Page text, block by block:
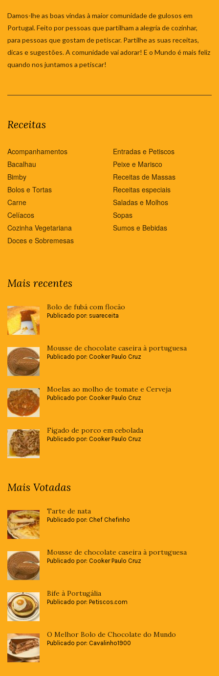
Damos-lhe as boas vindas à maior comunidade de gulosos em
Portugal. Feito por pessoas que partilham a alegria de cozinhar,
para pessoas que gostam de petiscar. Partilhe as suas receitas,
dicas e sugestões. A comunidade vai adorar! E o Mundo é mais feliz
quando nos juntamos a petiscar!
Receitas
Acompanhamentos
Bacalhau
Bimby
Bolos e Tortas
Carne
Celíacos
Cozinha Vegetariana
Doces e Sobremesas
Entradas e Petiscos
Peixe e Marisco
Receitas de Massas
Receitas especiais
Saladas e Molhos
Sopas
Sumos e Bebidas
Mais recentes
Bolo de fubá com flocão
Publicado por: suareceita
Mousse de chocolate caseira à portuguesa
Publicado por: Cooker Paulo Cruz
Moelas ao molho de tomate e Cerveja
Publicado por: Cooker Paulo Cruz
Fígado de porco em cebolada
Publicado por: Cooker Paulo Cruz
Mais Votadas
Tarte de nata
Publicado por: Chef Chefinho
Mousse de chocolate caseira à portuguesa
Publicado por: Cooker Paulo Cruz
Bife à Portugália
Publicado por: Petiscos.com
O Melhor Bolo de Chocolate do Mundo
Publicado por: Cavalinho1900